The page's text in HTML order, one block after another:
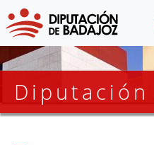
Diputación